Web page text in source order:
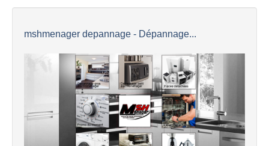
mshmenager depannage - Dépannage...